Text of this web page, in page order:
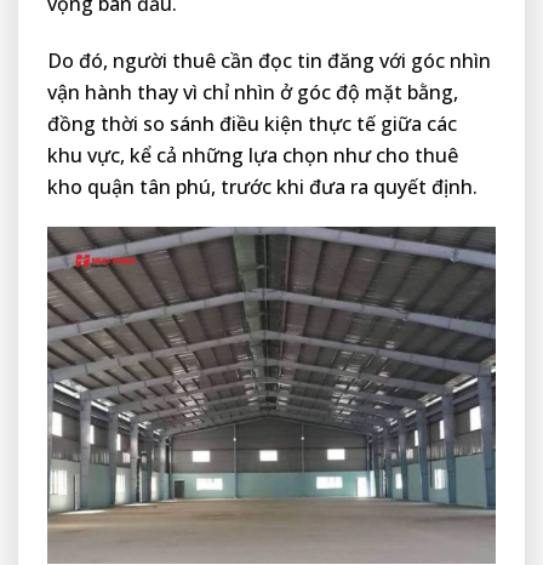
Do đó, người thuê cần đọc tin đăng với góc nhìn
vận hành thay vì chỉ nhìn ở góc độ mặt bằng,
đồng thời so sánh điều kiện thực tế giữa các
khu vực, kể cả những lựa chọn như cho thuê
kho quận tân phú, trước khi đưa ra quyết định.